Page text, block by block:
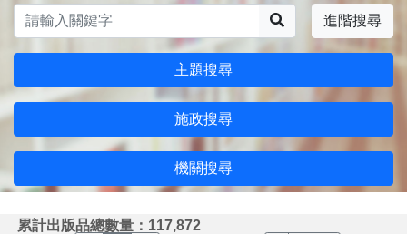
進階搜尋
主題搜尋
施政搜尋
機關搜尋
累計出版品總數量：117,872